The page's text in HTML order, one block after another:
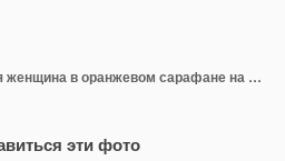
Красивая беременная женщина в оранжевом сарафане на фоне каменной стены. Старая деревня Альтос-де-Чавон, Доминиканская Республика
эти фото